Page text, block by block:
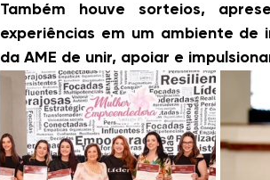
Também houve sorteios,
experiências em um ambiente de
da AME de unir, apoiar e